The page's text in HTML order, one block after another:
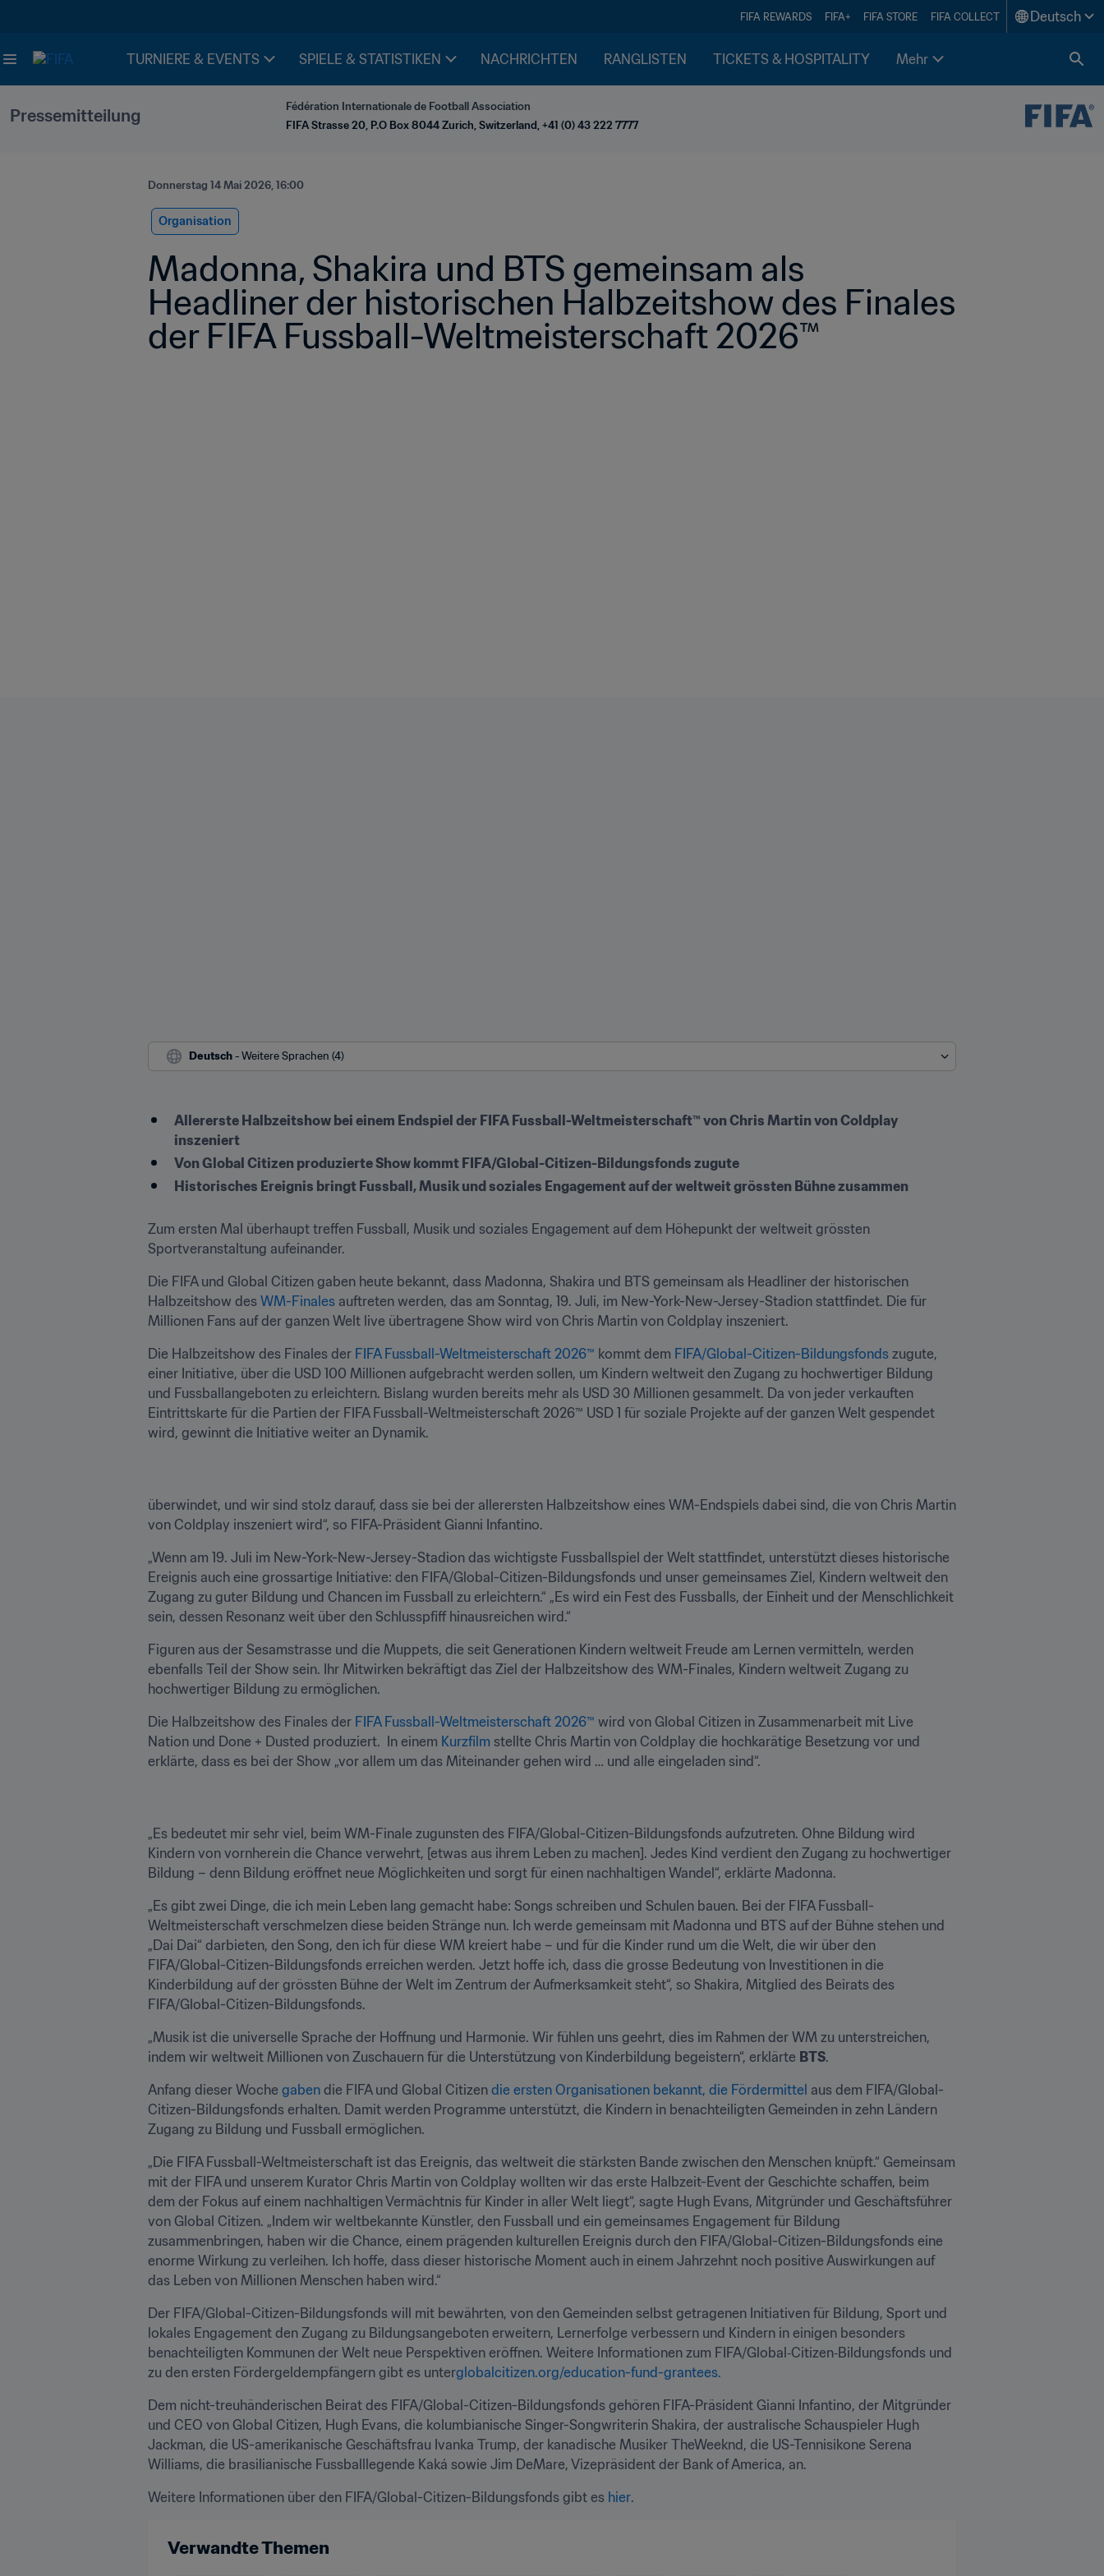
FIFA REWARDS FIFA+ FIFA STORE FIFA COLLECT Deutsch
TURNIERE & EVENTS SPIELE & STATISTIKEN NACHRICHTEN RANGLISTEN TICKETS & HOSPITALITY Mehr
Pressemitteilung
Fédération Internationale de Football Association
FIFA Strasse 20, P.O Box 8044 Zurich, Switzerland, +41 (0) 43 222 7777
Donnerstag 14 Mai 2026, 16:00
Organisation
Madonna, Shakira und BTS gemeinsam als
Headliner der historischen Halbzeitshow des Finales
der FIFA Fussball-Weltmeisterschaft 2026™
Deutsch - Weitere Sprachen (4)
Allererste Halbzeitshow bei einem Endspiel der FIFA Fussball-Weltmeisterschaft™ von Chris Martin von Coldplay
inszeniert
Von Global Citizen produzierte Show kommt FIFA/Global-Citizen-Bildungsfonds zugute
Historisches Ereignis bringt Fussball, Musik und soziales Engagement auf der weltweit grössten Bühne zusammen
Zum ersten Mal überhaupt treffen Fussball, Musik und soziales Engagement auf dem Höhepunkt der weltweit grössten
Sportveranstaltung aufeinander.
Die FIFA und Global Citizen gaben heute bekannt, dass Madonna, Shakira und BTS gemeinsam als Headliner der historischen
Halbzeitshow des WM-Finales auftreten werden, das am Sonntag, 19. Juli, im New-York-New-Jersey-Stadion stattfindet. Die für
Millionen Fans auf der ganzen Welt live übertragene Show wird von Chris Martin von Coldplay inszeniert.
Die Halbzeitshow des Finales der FIFA Fussball-Weltmeisterschaft 2026™ kommt dem FIFA/Global-Citizen-Bildungsfonds zugute,
einer Initiative, über die USD 100 Millionen aufgebracht werden sollen, um Kindern weltweit den Zugang zu hochwertiger Bildung
und Fussballangeboten zu erleichtern. Bislang wurden bereits mehr als USD 30 Millionen gesammelt. Da von jeder verkauften
Eintrittskarte für die Partien der FIFA Fussball-Weltmeisterschaft 2026™ USD 1 für soziale Projekte auf der ganzen Welt gespendet
wird, gewinnt die Initiative weiter an Dynamik.
überwindet, und wir sind stolz darauf, dass sie bei der allerersten Halbzeitshow eines WM-Endspiels dabei sind, die von Chris Martin
von Coldplay inszeniert wird“, so FIFA-Präsident Gianni Infantino.
„Wenn am 19. Juli im New-York-New-Jersey-Stadion das wichtigste Fussballspiel der Welt stattfindet, unterstützt dieses historische
Ereignis auch eine grossartige Initiative: den FIFA/Global-Citizen-Bildungsfonds und unser gemeinsames Ziel, Kindern weltweit den
Zugang zu guter Bildung und Chancen im Fussball zu erleichtern.“ „Es wird ein Fest des Fussballs, der Einheit und der Menschlichkeit
sein, dessen Resonanz weit über den Schlusspfiff hinausreichen wird.“
Figuren aus der Sesamstrasse und die Muppets, die seit Generationen Kindern weltweit Freude am Lernen vermitteln, werden
ebenfalls Teil der Show sein. Ihr Mitwirken bekräftigt das Ziel der Halbzeitshow des WM-Finales, Kindern weltweit Zugang zu
hochwertiger Bildung zu ermöglichen.
Die Halbzeitshow des Finales der FIFA Fussball-Weltmeisterschaft 2026™ wird von Global Citizen in Zusammenarbeit mit Live
Nation und Done + Dusted produziert.  In einem Kurzfilm stellte Chris Martin von Coldplay die hochkarätige Besetzung vor und
erklärte, dass es bei der Show „vor allem um das Miteinander gehen wird … und alle eingeladen sind“.
„Es bedeutet mir sehr viel, beim WM-Finale zugunsten des FIFA/Global-Citizen-Bildungsfonds aufzutreten. Ohne Bildung wird
Kindern von vornherein die Chance verwehrt, [etwas aus ihrem Leben zu machen]. Jedes Kind verdient den Zugang zu hochwertiger
Bildung – denn Bildung eröffnet neue Möglichkeiten und sorgt für einen nachhaltigen Wandel“, erklärte Madonna.
„Es gibt zwei Dinge, die ich mein Leben lang gemacht habe: Songs schreiben und Schulen bauen. Bei der FIFA Fussball-
Weltmeisterschaft verschmelzen diese beiden Stränge nun. Ich werde gemeinsam mit Madonna und BTS auf der Bühne stehen und
„Dai Dai“ darbieten, den Song, den ich für diese WM kreiert habe – und für die Kinder rund um die Welt, die wir über den
FIFA/Global-Citizen-Bildungsfonds erreichen werden. Jetzt hoffe ich, dass die grosse Bedeutung von Investitionen in die
Kinderbildung auf der grössten Bühne der Welt im Zentrum der Aufmerksamkeit steht“, so Shakira, Mitglied des Beirats des
FIFA/Global-Citizen-Bildungsfonds.
„Musik ist die universelle Sprache der Hoffnung und Harmonie. Wir fühlen uns geehrt, dies im Rahmen der WM zu unterstreichen,
indem wir weltweit Millionen von Zuschauern für die Unterstützung von Kinderbildung begeistern“, erklärte BTS.
Anfang dieser Woche gaben die FIFA und Global Citizen die ersten Organisationen bekannt, die Fördermittel aus dem FIFA/Global-
Citizen-Bildungsfonds erhalten. Damit werden Programme unterstützt, die Kindern in benachteiligten Gemeinden in zehn Ländern
Zugang zu Bildung und Fussball ermöglichen.
„Die FIFA Fussball-Weltmeisterschaft ist das Ereignis, das weltweit die stärksten Bande zwischen den Menschen knüpft.“ Gemeinsam
mit der FIFA und unserem Kurator Chris Martin von Coldplay wollten wir das erste Halbzeit-Event der Geschichte schaffen, beim
dem der Fokus auf einem nachhaltigen Vermächtnis für Kinder in aller Welt liegt“, sagte Hugh Evans, Mitgründer und Geschäftsführer
von Global Citizen. „Indem wir weltbekannte Künstler, den Fussball und ein gemeinsames Engagement für Bildung
zusammenbringen, haben wir die Chance, einem prägenden kulturellen Ereignis durch den FIFA/Global-Citizen-Bildungsfonds eine
enorme Wirkung zu verleihen. Ich hoffe, dass dieser historische Moment auch in einem Jahrzehnt noch positive Auswirkungen auf
das Leben von Millionen Menschen haben wird.“
Der FIFA/Global-Citizen-Bildungsfonds will mit bewährten, von den Gemeinden selbst getragenen Initiativen für Bildung, Sport und
lokales Engagement den Zugang zu Bildungsangeboten erweitern, Lernerfolge verbessern und Kindern in einigen besonders
benachteiligten Kommunen der Welt neue Perspektiven eröffnen. Weitere Informationen zum FIFA/Global‑Citizen‑Bildungsfonds und
zu den ersten Fördergeldempfängern gibt es unterglobalcitizen.org/education-fund-grantees.
Dem nicht-treuhänderischen Beirat des FIFA/Global-Citizen-Bildungsfonds gehören FIFA-Präsident Gianni Infantino, der Mitgründer
und CEO von Global Citizen, Hugh Evans, die kolumbianische Singer-Songwriterin Shakira, der australische Schauspieler Hugh
Jackman, die US-amerikanische Geschäftsfrau Ivanka Trump, der kanadische Musiker TheWeeknd, die US-Tennisikone Serena
Williams, die brasilianische Fussballlegende Kaká sowie Jim DeMare, Vizepräsident der Bank of America, an.
Weitere Informationen über den FIFA/Global-Citizen-Bildungsfonds gibt es hier.
Verwandte Themen